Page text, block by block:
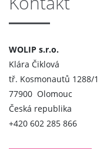
WOLIP s.r.o.
Klára Čiklová
tř. Kosmonautů 1288/1
77900 Olomouc
Česká republika
+420 602 285 866